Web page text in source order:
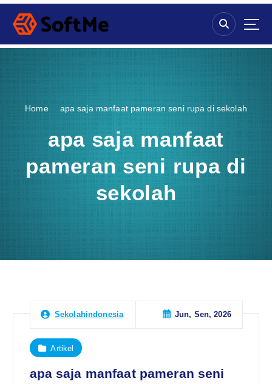
S
p
Home apa saja manfaat pameran seni rupa di sekolah
apa saja manfaat
pameran seni rupa di
sekolah
Sekolahindonesia Jun, Sen, 2026
Artikel
apa saja manfaat pameran seni